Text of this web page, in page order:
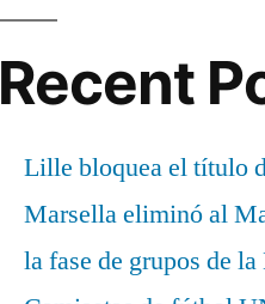
Recent
Lille bloquea el título
Marsella eliminó al
la fase de grupos de